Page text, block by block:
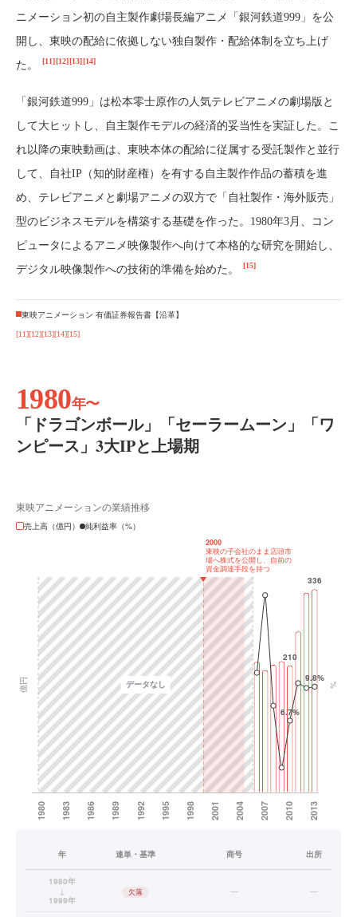
ニメーション初の自主製作劇場長編アニメ「銀河鉄道999」を公
開し、東映の配給に依拠しない独自製作・配給体制を立ち上げ
た。
[11][12][13][14]
「銀河鉄道999」は松本零士原作の人気テレビアニメの劇場版と
して大ヒットし、自主製作モデルの経済的妥当性を実証した。こ
れ以降の東映動画は、東映本体の配給に従属する受託製作と並行
して、自社IP（知的財産権）を有する自主製作作品の蓄積を進
め、テレビアニメと劇場アニメの双方で「自社製作・海外販売」
型のビジネスモデルを構築する基礎を作った。1980年3月、コン
ピュータによるアニメ映像製作へ向けて本格的な研究を開始し、
デジタル映像製作への技術的準備を始めた。
[15]
東映アニメーション 有価証券報告書【沿革】
[11][12][13][14][15]
1980年〜
「ドラゴンボール」「セーラームーン」「ワ
ンピース」3大IPと上場期
東映アニメーションの業績推移
売上高（億円）
純利益率（%）
年 連単・基準 商号 出所
1980年
↓
1999年
欠落 — —